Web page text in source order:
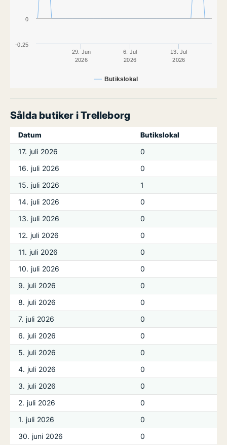
Butikslokal
29. Jun
2026
6. Jul
2026
13. Jul
2026
0
-0.25
Sålda butiker i Trelleborg
Datum
Butikslokal
17. juli 2026
0
16. juli 2026
0
15. juli 2026
1
14. juli 2026
0
13. juli 2026
0
12. juli 2026
0
11. juli 2026
0
10. juli 2026
0
9. juli 2026
0
8. juli 2026
0
7. juli 2026
0
6. juli 2026
0
5. juli 2026
0
4. juli 2026
0
3. juli 2026
0
2. juli 2026
0
1. juli 2026
0
30. juni 2026
0